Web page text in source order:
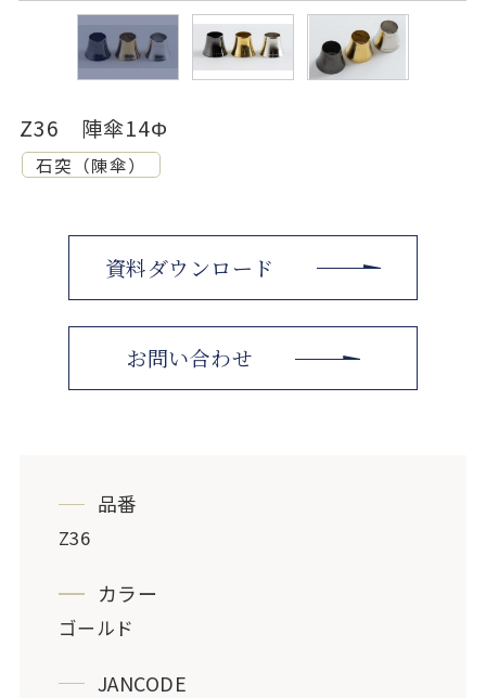
Z36 陣傘14Φ
石突（陳傘）
お問い合わせ
資料ダウンロード
品番
Z36
カラー
ゴールド
JANCODE